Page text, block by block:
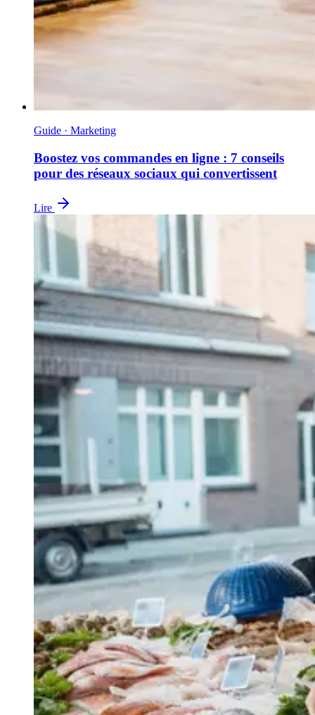
Guide · Marketing
Boostez vos commandes en ligne : 7 conseils
pour des réseaux sociaux qui convertissent
Lire